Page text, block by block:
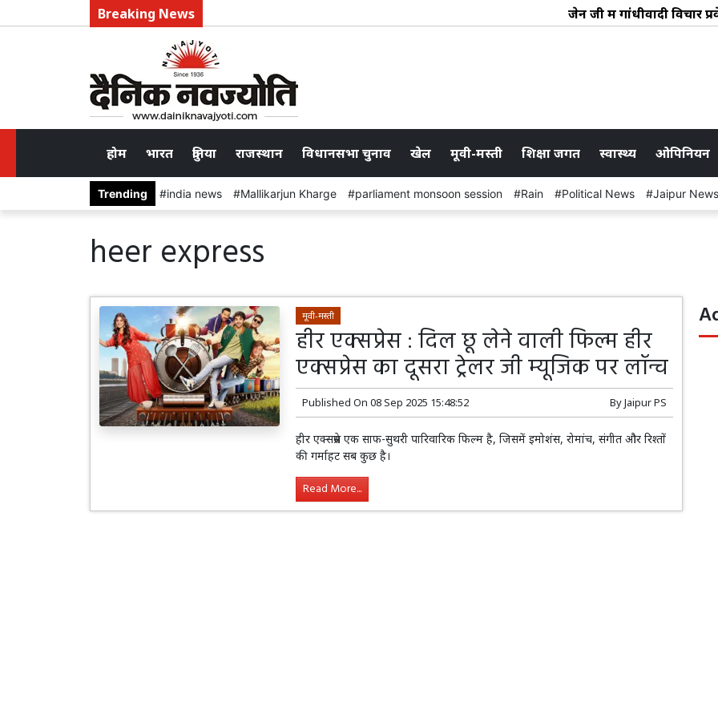
Breaking News जेन जी में गांधीवादी विचार
होम भारत दुनिया राजस्थान विधानसभा चुनाव खेल मूवी-मस्ती शिक्षा जगत स्वास्थ्य ओपिनियन
Trending india news Mallikarjun Kharge parliament monsoon session Rain Political News Jaipur
heer express
मूवी-मस्ती
हीर एक्सप्रेस : दिल छू लेने वाली फिल्म हीर
एक्सप्रेस का दूसरा ट्रेलर जी म्यूजिक पर लॉन्च
Published On 08 Sep 2025 15:48:52 ByJaipur PS
हीर एक्सप्रेस एक साफ-सुथरी पारिवारिक फिल्म है, जिसमें इमोशंस, रोमांच, संगीत और रिश्तों
की गर्माहट सब कुछ है।
Read More...